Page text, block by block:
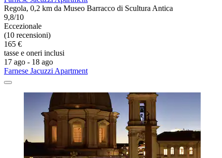
Regola, 0,2 km da Museo Barracco di Scultura Antica
9,8/10
Eccezionale
(10 recensioni)
165 €
tasse e oneri inclusi
17 ago - 18 ago
Farnese Jacuzzi Apartment